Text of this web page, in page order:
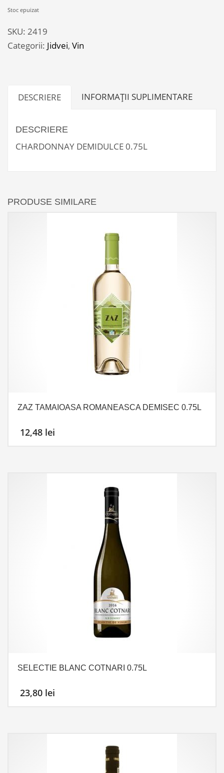
Stoc epuizat
SKU: 2419
Categorii: Jidvei, Vin
DESCRIERE INFORMAȚII SUPLIMENTARE
DESCRIERE
CHARDONNAY DEMIDULCE 0.75L
PRODUSE SIMILARE
ZAZ TAMAIOASA ROMANEASCA DEMISEC 0.75L
12,48 lei
SELECTIE BLANC COTNARI 0.75L
23,80 lei